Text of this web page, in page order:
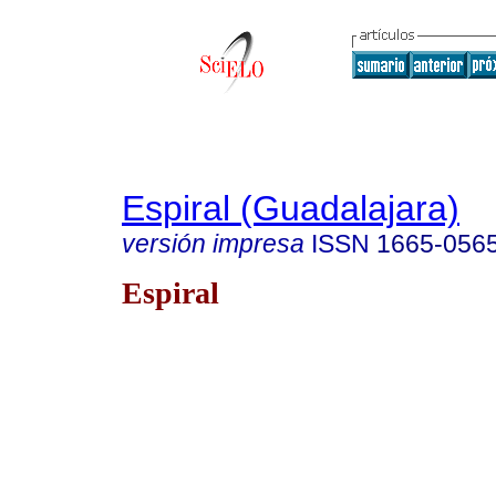
Espiral (Guadalajara)
versión impresa ISSN 1665-
Espiral